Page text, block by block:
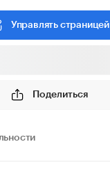
Управлять страницей
Поделиться